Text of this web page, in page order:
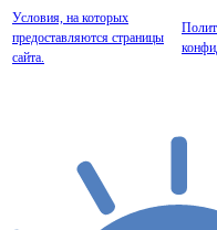
Условия, на которых
предоставляются страницы
сайта.